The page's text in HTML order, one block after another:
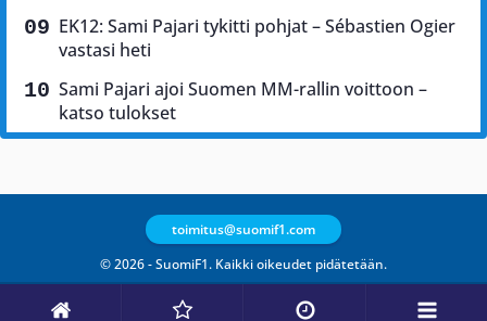
EK12: Sami Pajari tykitti pohjat – Sébastien Ogier
vastasi heti
Sami Pajari ajoi Suomen MM-rallin voittoon –
katso tulokset
© 2026 - SuomiF1. Kaikki oikeudet pidätetään.
toimitus@suomif1.com